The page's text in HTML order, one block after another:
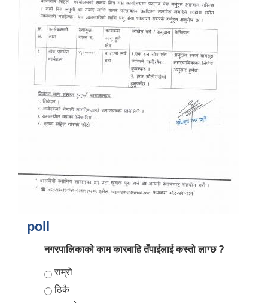
poll
नगरपालिकाको काम कारबाहि तँपाईलाई कस्तो लाग्छ ?
Choices
राम्रो
ठिकै